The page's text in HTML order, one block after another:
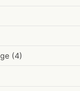
(4)